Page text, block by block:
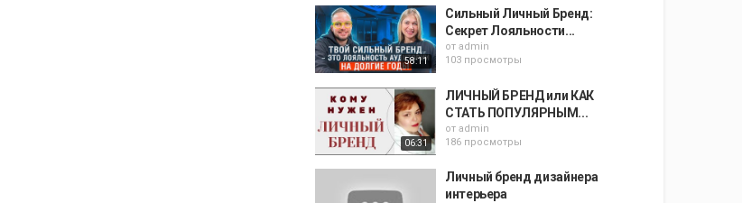
58:11
Сильный Личный Бренд:
Секрет Лояльности...
от admin
103 просмотры
06:31
ЛИЧНЫЙ БРЕНД или КАК
СТАТЬ ПОПУЛЯРНЫМ...
от admin
186 просмотры
Личный бренд дизайнера
интерьера